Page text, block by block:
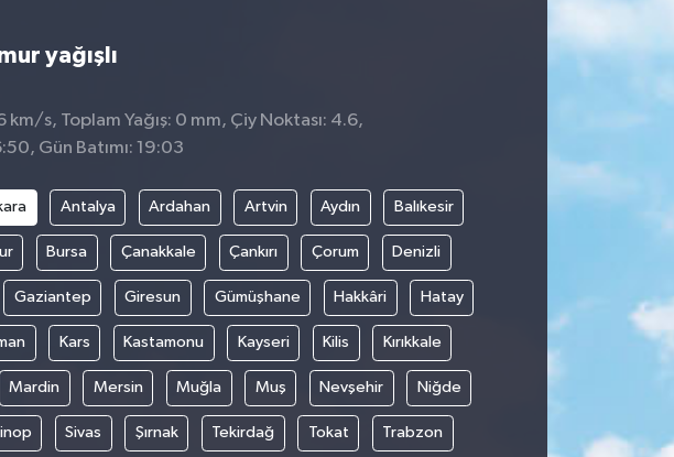
yağışlı
km/s, Toplam Yağış: 0 mm, Çiy Noktası: 4.6,
Gün Batımı: 19:03
Antalya Ardahan Artvin Aydın Balıkesir
Bursa Çanakkale Çankırı Çorum Denizli
Gaziantep Giresun Gümüşhane Hakkâri Hatay
Kars Kastamonu Kayseri Kilis Kırıkkale
Mardin Mersin Muğla Muş Nevşehir Niğde
Sivas Şırnak Tekirdağ Tokat Trabzon